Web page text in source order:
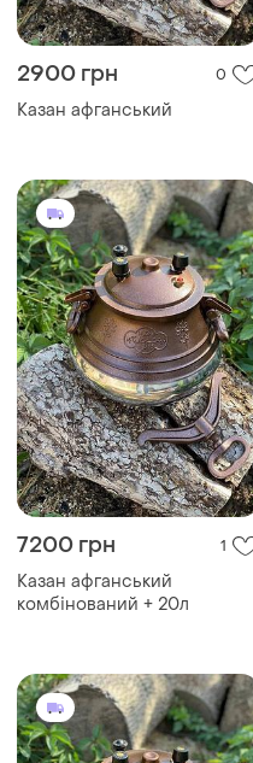
2900 грн 0
Казан афганський
7200 грн 1
Казан афганський
комбінований + 20л